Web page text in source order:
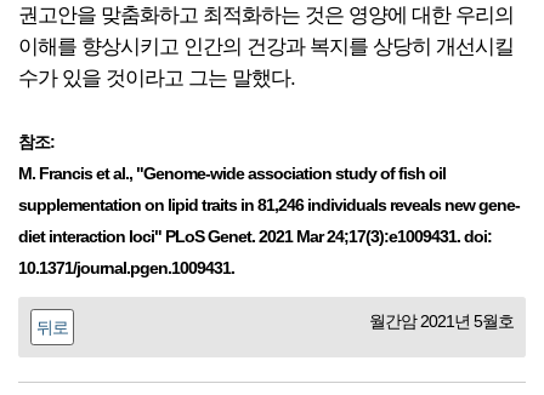
권고안을 맞춤화하고 최적화하는 것은 영양에 대한 우리의
이해를 향상시키고 인간의 건강과 복지를 상당히 개선시킬
수가 있을 것이라고 그는 말했다.
참조:
M. Francis et al., "Genome-wide association study of fish oil
supplementation on lipid traits in 81,246 individuals reveals new gene-
diet interaction loci" PLoS Genet. 2021 Mar 24;17(3):e1009431. doi:
10.1371/journal.pgen.1009431.
뒤로 월간암 2021년 5월호